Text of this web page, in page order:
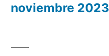
noviembre 2023